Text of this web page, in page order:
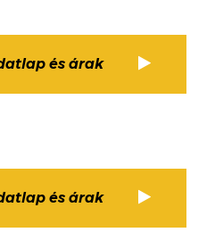
és árak
és árak